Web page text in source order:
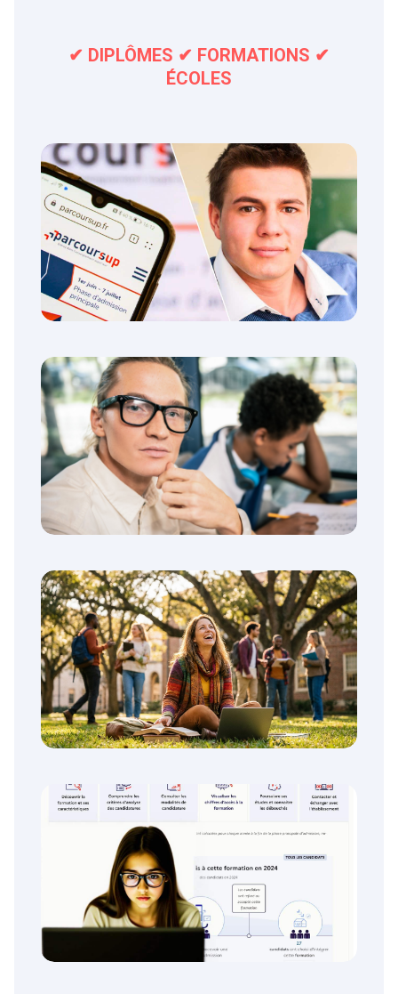
✔ DIPLÔMES ✔ FORMATIONS ✔
ÉCOLES
Vœux simple et vœux multiples sur
Parcoursup : c’est quoi ?
Que choisir sur Parcoursup avec 13 de
moyenne
Peut-on s’inscrire à l’université sans
passer par Parcoursup (adulte, reprise
d’études, candidat libre) ?